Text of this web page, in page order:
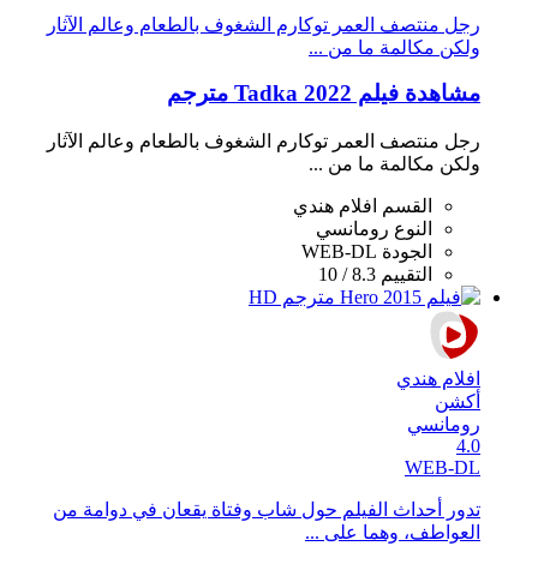
رجل منتصف العمر توكارم الشغوف بالطعام وعالم الآثار
ولكن مكالمة ما من ...
مشاهدة فيلم Tadka 2022 مترجم
رجل منتصف العمر توكارم الشغوف بالطعام وعالم الآثار
ولكن مكالمة ما من ...
القسم
افلام هندي
النوع رومانسي
الجودة WEB-DL
التقييم 8.3 / 10
افلام هندي
أكشن
رومانسي
4.0
WEB-DL
تدور أحداث الفيلم حول شاب وفتاة يقعان في دوامة من
العواطف، وهما على ...